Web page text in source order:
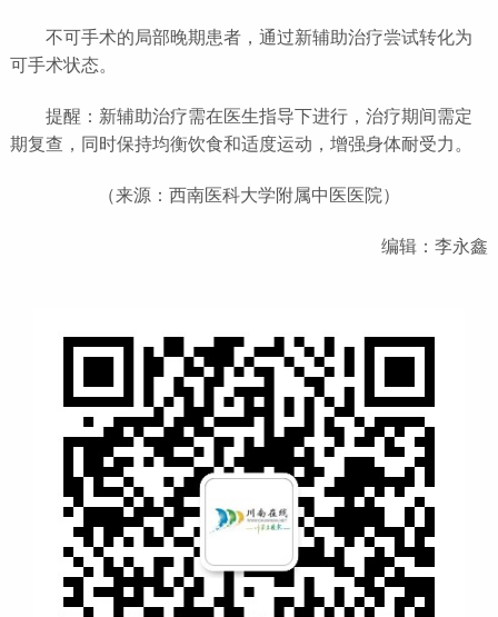
不可手术的局部晚期患者，通过新辅助治疗尝试转化为
可手术状态。
提醒：新辅助治疗需在医生指导下进行，治疗期间需定
期复查，同时保持均衡饮食和适度运动，增强身体耐受力。
（来源：西南医科大学附属中医医院）
编辑：李永鑫